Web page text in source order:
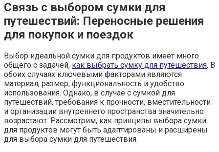
Связь с выбором сумки для
путешествий: Переносные решения
для покупок и поездок
Выбор идеальной сумки для продуктов имеет много
общего с задачей, как выбрать сумку для путешествия. В
обоих случаях ключевыми факторами являются
материал, размер, функциональность и удобство
использования. Однако, в случае с сумкой для
путешествий, требования к прочности, вместительности
и организации внутреннего пространства значительно
возрастают. Рассмотрим, как принципы выбора сумки
для продуктов могут быть адаптированы и расширены
для выбора сумки для путешествия.